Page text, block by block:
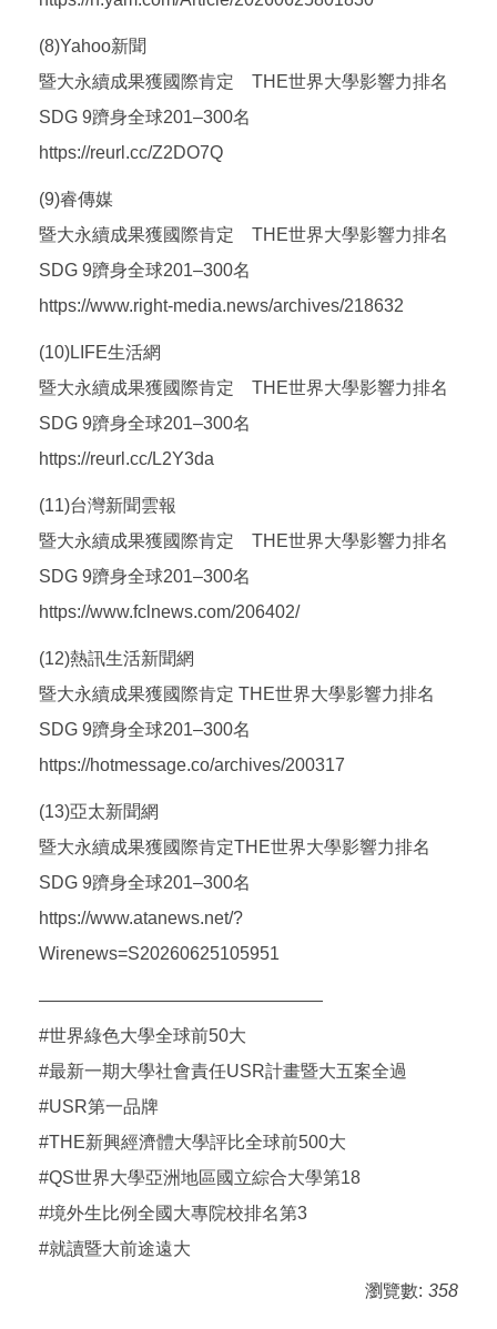
(8)Yahoo新聞
暨大永續成果獲國際肯定 THE世界大學影響力排名
SDG 9躋身全球201–300名
https://reurl.cc/Z2DO7Q
(9)睿傳媒
暨大永續成果獲國際肯定 THE世界大學影響力排名
SDG 9躋身全球201–300名
https://www.right-media.news/archives/218632
(10)LIFE生活網
暨大永續成果獲國際肯定 THE世界大學影響力排名
SDG 9躋身全球201–300名
https://reurl.cc/L2Y3da
(11)台灣新聞雲報
暨大永續成果獲國際肯定 THE世界大學影響力排名
SDG 9躋身全球201–300名
https://www.fclnews.com/206402/
(12)熱訊生活新聞網
暨大永續成果獲國際肯定 THE世界大學影響力排名
SDG 9躋身全球201–300名
https://hotmessage.co/archives/200317
(13)亞太新聞網
暨大永續成果獲國際肯定THE世界大學影響力排名
SDG 9躋身全球201–300名
https://www.atanews.net/?
Wirenews=S20260625105951
————————————————
#世界綠色大學全球前50大
#最新一期大學社會責任USR計畫暨大五案全過
#USR第一品牌
#THE新興經濟體大學評比全球前500大
#QS世界大學亞洲地區國立綜合大學第18
#境外生比例全國大專院校排名第3
#就讀暨大前途遠大
瀏覽數: 358